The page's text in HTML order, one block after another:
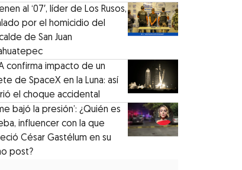
al ‘07′, líder de Los Rusos,
por el homicidio del
de San Juan
confirma impacto de un
de SpaceX en la Luna: así
el choque accidental
bajó la presión’: ¿Quién es
influencer con la que
César Gastélum en su
post?